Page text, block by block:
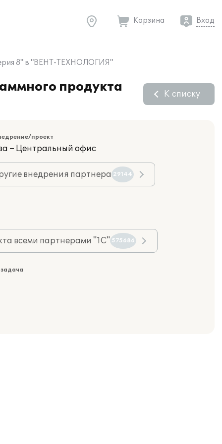
Корзина Вход
8" в "ВЕНТ-ТЕХНОЛОГИЯ"
продукта
К списку
проект
– Центральный офис
внедрения партнера 29144
всеми партнерами "1С" 575686